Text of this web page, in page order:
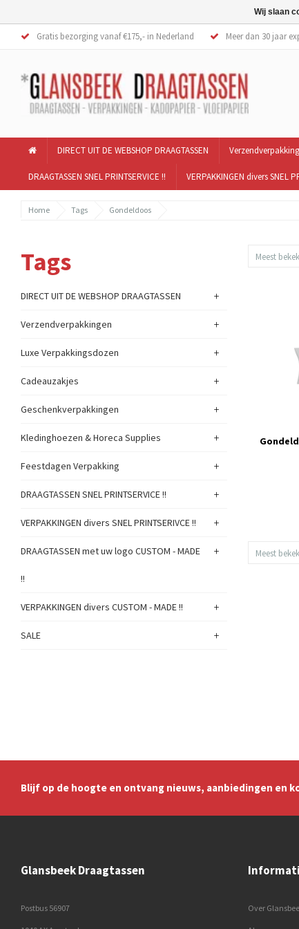
Gratis bezorging vanaf €175,- in Nederland Meer dan 30 jaar
DIRECT UIT DE WEBSHOP DRAAGTASSEN
DRAAGTASSEN SNEL PRINTSERVICE !! VERPAKKINGEN divers SNEL
Home Tags Gondeldoos
Tags
DIRECT UIT DE WEBSHOP DRAAGTASSEN +
Verzendverpakkingen +
Luxe Verpakkingsdozen +
Cadeauzakjes +
Geschenkverpakkingen +
Kledinghoezen & Horeca Supplies +
Feestdagen Verpakking +
DRAAGTASSEN SNEL PRINTSERVICE !! +
VERPAKKINGEN divers SNEL PRINTSERIVCE !! +
DRAAGTASSEN met uw logo CUSTOM - MADE
!!
+
VERPAKKINGEN divers CUSTOM - MADE !! +
SALE +
Meest
Meest
Blijf op de hoogte en ontvang nieuws, aanbiedingen en
Glansbeek Draagtassen
Postbus 56907 Over
Wij slaan